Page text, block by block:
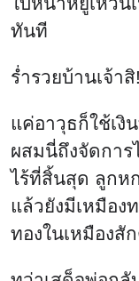
ทันที
ร่ำรวยบ้านเจ้าสิ!
แค่อาวุธก็ใช้เ
ผสมนี่ถึงจัดกา
ไร้ที่สิ้นสุด ลูกห
แล้วยังมีเหมือง
ทองในเหมืองสั